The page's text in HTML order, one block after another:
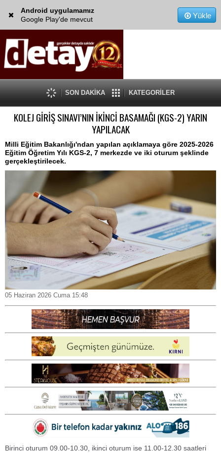
Android uygulamamız
Google Play'de mevcut
Yükle
SON DAKİKA KATEGORİLER
KOLEJ GİRİŞ SINAVI’NIN İKİNCİ BASAMAĞI (KGS-2) YARIN
YAPILACAK
Milli Eğitim Bakanlığı'ndan yapılan açıklamaya göre 2025-2026
Eğitim Öğretim Yılı KGS-2, 7 merkezde ve iki oturum şeklinde
gerçekleştirilecek.
05 Haziran 2026 Cuma 15:48
Birinci oturum 09.00-10.30, ikinci oturum ise 11.00-12.30 saatleri